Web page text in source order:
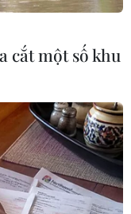
rạng sáng
REM và đồng
Dân chủ
tới 21,56% và
Dân tộc (FN)
kỷ lục, chỉ
cắt một số khu